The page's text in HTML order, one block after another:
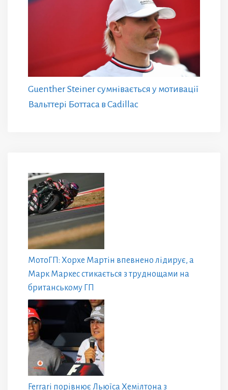
Guenther Steiner сумнівається у мотивації
Вальттері Боттаса в Cadillac
МотоГП: Хорхе Мартін впевнено лідирує, а
Марк Маркес стикається з труднощами на
британському ГП
Ferrari порівнює Льюїса Хемілтона з